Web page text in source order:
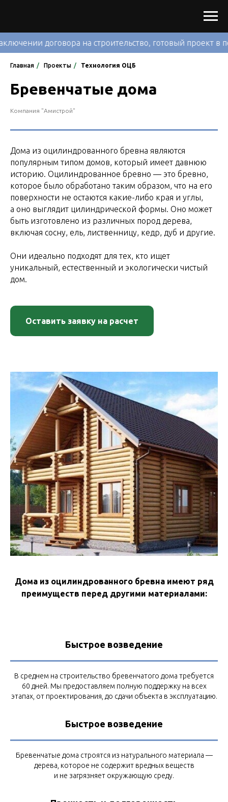
договора на строительство, готовый проект в подарок.
Главная / Проекты / Технология ОЦБ
Бревенчатые дома
Компания "Амистрой"
Дома из оцилиндрованного бревна являются
популярным типом домов, который имеет давнюю
историю. Оцилиндрованное бревно — это бревно,
которое было обработано таким образом, что на его
поверхности не остаются какие-либо края и углы,
а оно выглядит цилиндрической формы. Оно может
быть изготовлено из различных пород дерева,
включая сосну, ель, лиственницу, кедр, дуб и другие.
Они идеально подходят для тех, кто ищет
уникальный, естественный и экологически чистый
дом.
Оставить заявку на расчет
Дома из оцилиндрованного бревна имеют ряд
преимуществ перед другими материалами:
Быстрое возведение
В среднем на строительство бревенчатого дома требуется
60 дней. Мы предоставляем полную поддержку на всех
этапах, от проектирования, до сдачи объекта в эксплуатацию.
Быстрое возведение
Бревенчатые дома строятся из натурального материала —
дерева, которое не содержит вредных веществ
и не загрязняет окружающую среду.